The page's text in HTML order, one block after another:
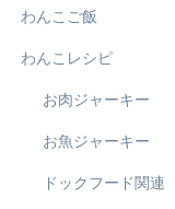
わんこご飯
わんこレシピ
お肉ジャーキー
お魚ジャーキー
ドックフード関連